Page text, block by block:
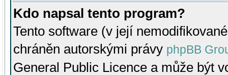
Kdo napsal tento program?
Tento software (v její
chráněn autorskými právy phpBB
General Public Licence a může být